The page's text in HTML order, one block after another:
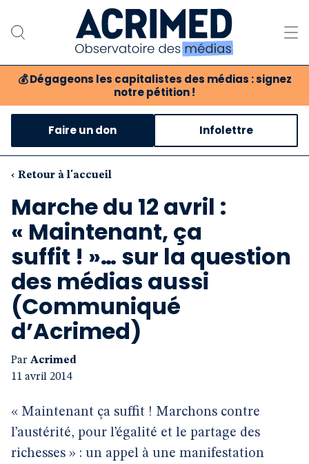
💰 Dégageons les capitalistes des médias : signez
notre pétition !
Notre association
Notre critique des médias
Nos propositions
Notre revue
Boutique
Faire un don Infolettre
‹ Retour à l'accueil
Marche du 12 avril :
« Maintenant, ça
suffit ! »… sur la question
des médias aussi
(Communiqué
d’Acrimed)
Par Acrimed
11 avril 2014
« Maintenant ça suffit ! Marchons contre
l’austérité, pour l’égalité et le partage des
richesses » : un appel à une manifestation